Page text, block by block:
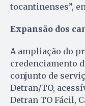
tocantinenses”,
Expansão dos
A ampliação do
credenciamento
conjunto de
Detran/TO,
Detran TO Fácil,